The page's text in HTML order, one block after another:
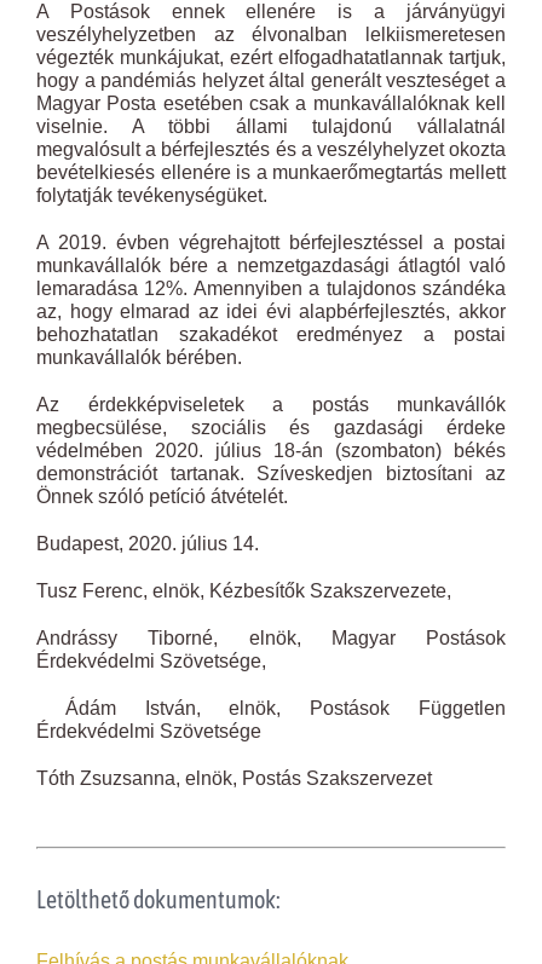
A Postások ennek ellenére is a járványügyi
veszélyhelyzetben az élvonalban lelkiismeretesen
végezték munkájukat, ezért elfogadhatatlannak tartjuk,
hogy a pandémiás helyzet által generált veszteséget a
Magyar Posta esetében csak a munkavállalóknak kell
viselnie. A többi állami tulajdonú vállalatnál
megvalósult a bérfejlesztés és a veszélyhelyzet okozta
bevételkiesés ellenére is a munkaerőmegtartás mellett
folytatják tevékenységüket.
A 2019. évben végrehajtott bérfejlesztéssel a postai
munkavállalók bére a nemzetgazdasági átlagtól való
lemaradása 12%. Amennyiben a tulajdonos szándéka
az, hogy elmarad az idei évi alapbérfejlesztés, akkor
behozhatatlan szakadékot eredményez a postai
munkavállalók bérében.
Az érdekképviseletek a postás munkavállók
megbecsülése, szociális és gazdasági érdeke
védelmében 2020. július 18-án (szombaton) békés
demonstrációt tartanak. Szíveskedjen biztosítani az
Önnek szóló petíció átvételét.
Budapest, 2020. július 14.
Tusz Ferenc, elnök, Kézbesítők Szakszervezete,
Andrássy Tiborné, elnök, Magyar Postások
Érdekvédelmi Szövetsége,
Ádám István, elnök, Postások Független
Érdekvédelmi Szövetsége
Tóth Zsuzsanna, elnök, Postás Szakszervezet
Letölthető dokumentumok: